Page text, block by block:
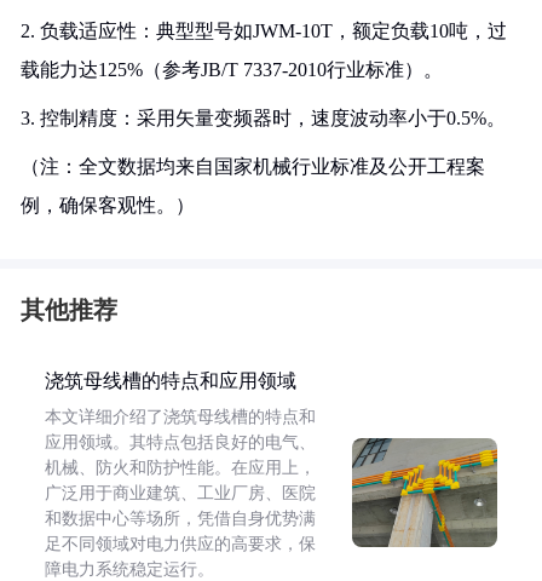
2. 负载适应性：典型型号如JWM-10T，额定负载10吨，过
载能力达125%（参考JB/T 7337-2010行业标准）。
3. 控制精度：采用矢量变频器时，速度波动率小于0.5%。
（注：全文数据均来自国家机械行业标准及公开工程案
例，确保客观性。）
其他推荐
浇筑母线槽的特点和应用领域
本文详细介绍了浇筑母线槽的特点和
应用领域。其特点包括良好的电气、
机械、防火和防护性能。在应用上，
广泛用于商业建筑、工业厂房、医院
和数据中心等场所，凭借自身优势满
足不同领域对电力供应的高要求，保
障电力系统稳定运行。